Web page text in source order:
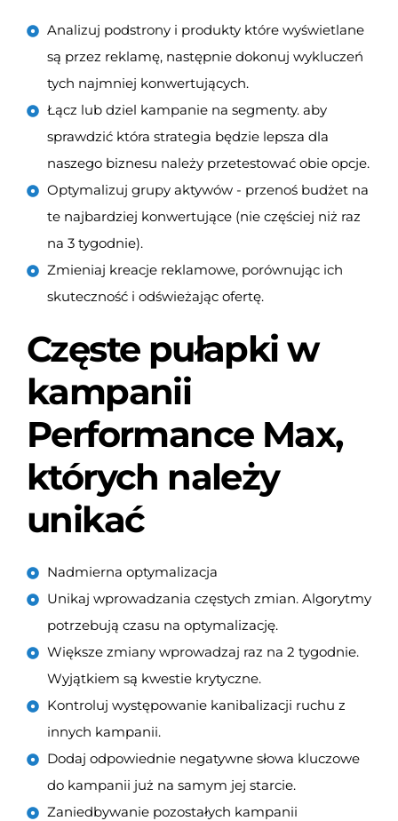
Analizuj podstrony i produkty które wyświetlane
są przez reklamę, następnie dokonuj wykluczeń
tych najmniej konwertujących.
Łącz lub dziel kampanie na segmenty. aby
sprawdzić która strategia będzie lepsza dla
naszego biznesu należy przetestować obie opcje.
Optymalizuj grupy aktywów - przenoś budżet na
te najbardziej konwertujące (nie częściej niż raz
na 3 tygodnie).
Zmieniaj kreacje reklamowe, porównując ich
skuteczność i odświeżając ofertę.
Częste pułapki w
kampanii
Performance Max,
których należy
unikać
Nadmierna optymalizacja
Unikaj wprowadzania częstych zmian. Algorytmy
potrzebują czasu na optymalizację.
Większe zmiany wprowadzaj raz na 2 tygodnie.
Wyjątkiem są kwestie krytyczne.
Kontroluj występowanie kanibalizacji ruchu z
innych kampanii.
Dodaj odpowiednie negatywne słowa kluczowe
do kampanii już na samym jej starcie.
Zaniedbywanie pozostałych kampanii